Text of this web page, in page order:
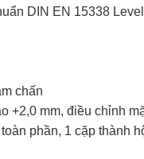
DIN EN 15338
chấn
+2,0 mm, điều chỉnh
phần, 1 cặp thành